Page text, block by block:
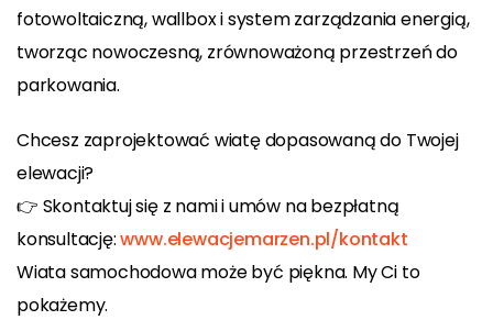
fotowoltaiczną, wallbox i system zarządzania energią,
tworząc nowoczesną, zrównoważoną przestrzeń do
parkowania.
Chcesz zaprojektować wiatę dopasowaną do Twojej
elewacji?
👉 Skontaktuj się z nami i umów na bezpłatną
konsultację:www.elewacjemarzen.pl/kontakt
Wiata samochodowa może być piękna. My Ci to
pokażemy.